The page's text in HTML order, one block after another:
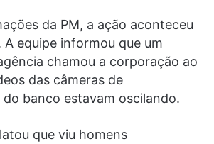
da PM, a ação aconteceu
equipe informou que um
chamou a corporação ao
das câmeras de
banco estavam oscilando.
que viu homens